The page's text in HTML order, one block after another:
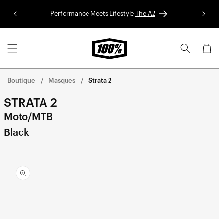
contenu
Performance Meets Lifestyle The A2
Panier
Boutique Masques Strata 2
STRATA 2
Moto/MTB
Black
informations
sur le